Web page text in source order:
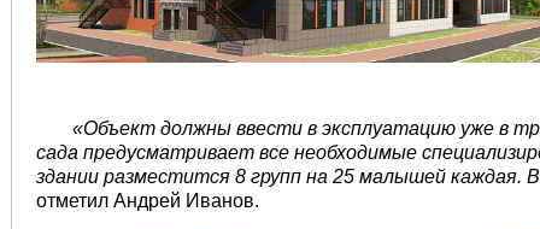
«Объект должны ввести в эксплуатацию уже в
сада предусматривает все необходимые
здании разместится 8 групп на 25 малышей каждая.
отметил Андрей Иванов.